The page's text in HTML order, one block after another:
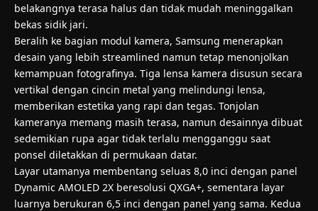
belakangnya terasa halus dan tidak mudah meninggalkan
bekas sidik jari.
Beralih ke bagian modul kamera, Samsung menerapkan
desain yang lebih streamlined namun tetap menonjolkan
kemampuan fotografinya. Tiga lensa kamera disusun secara
vertikal dengan cincin metal yang melindungi lensa,
memberikan estetika yang rapi dan tegas. Tonjolan
kameranya memang masih terasa, namun desainnya dibuat
sedemikian rupa agar tidak terlalu mengganggu saat
ponsel diletakkan di permukaan datar.
Layar utamanya membentang seluas 8,0 inci dengan panel
Dynamic AMOLED 2X beresolusi QXGA+, sementara layar
luarnya berukuran 6,5 inci dengan panel yang sama. Kedua